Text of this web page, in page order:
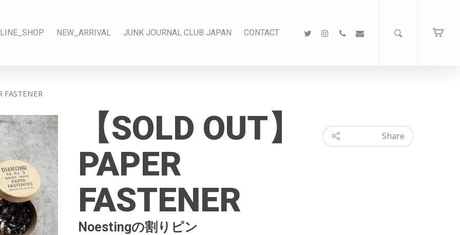
NEW_ARRIVAL JUNK JOURNAL CLUB JAPAN CONTACT
FASTENER
【SOLD OUT】
PAPER
FASTENER
Share
Noestingの割りピン